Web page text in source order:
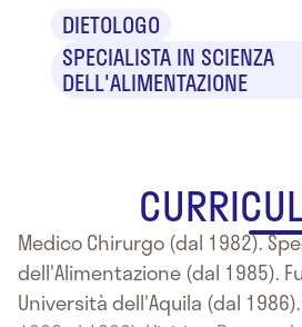
DIETOLOGO
SPECIALISTA IN SCIENZA
DELL'ALIMENTAZIONE
Medico Chirurgo (dal 1982).
dell'Alimentazione (dal 1985).
Università dell'Aquila (dal